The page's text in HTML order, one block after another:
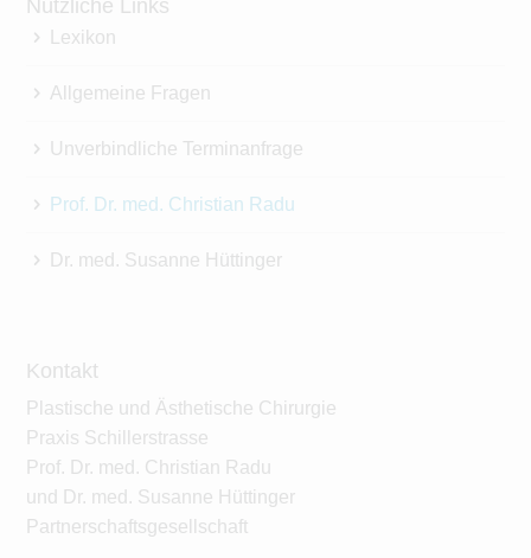
Nützliche Links
Lexikon
Allgemeine Fragen
Unverbindliche Terminanfrage
Prof. Dr. med. Christian Radu
Dr. med. Susanne Hüttinger
Kontakt
Plastische und Ästhetische Chirurgie
Praxis Schillerstrasse
Prof. Dr. med. Christian Radu
und Dr. med. Susanne Hüttinger
Partnerschaftsgesellschaft